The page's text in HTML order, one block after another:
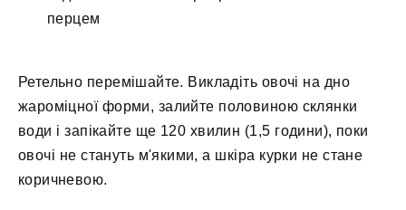
перцем
Ретельно перемішайте. Викладіть овочі на дно
жароміцної форми, залийте половиною склянки
води і запікайте ще 120 хвилин (1,5 години), поки
овочі не стануть м'якими, а шкіра курки не стане
коричневою.